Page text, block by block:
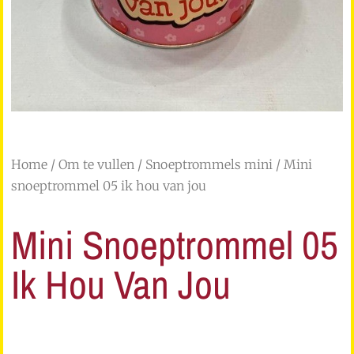
Home / Om te vullen / Snoeptrommels mini / Mini
snoeptrommel 05 ik hou van jou
Mini Snoeptrommel 05
Ik Hou Van Jou